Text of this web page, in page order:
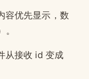
容优先显示，数
从接收 id 变成